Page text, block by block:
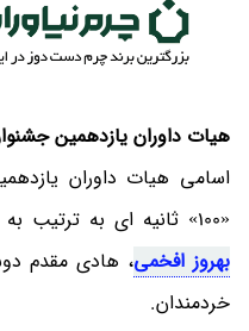
هیات داوران یازدهمین جشنواره فیلم 100 ثانیه
اسامی هیات داوران
«100» ثانیه ای به ترتیب به این شرح است:احمدرضا درویش،
بهروز افخمی، هادی مقدم
خردمندان.